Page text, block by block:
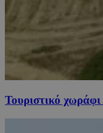
Τουριστικό